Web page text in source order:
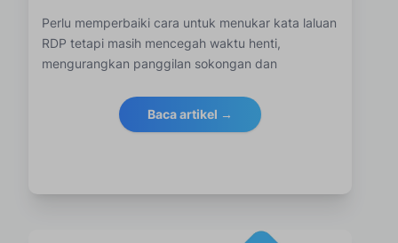
Perlu memperbaiki cara untuk menukar kata laluan
RDP tetapi masih mencegah waktu henti,
mengurangkan panggilan sokongan dan
Baca artikel →